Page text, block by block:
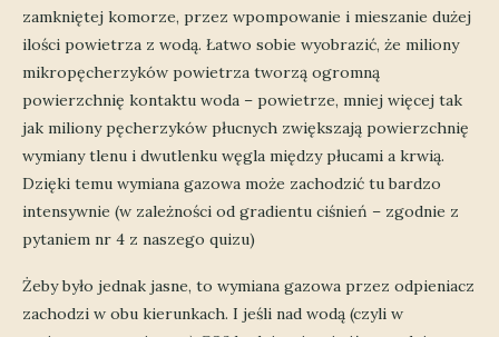
zamkniętej komorze, przez wpompowanie i mieszanie dużej
ilości powietrza z wodą. Łatwo sobie wyobrazić, że miliony
mikropęcherzyków powietrza tworzą ogromną
powierzchnię kontaktu woda – powietrze, mniej więcej tak
jak miliony pęcherzyków płucnych zwiększają powierzchnię
wymiany tlenu i dwutlenku węgla między płucami a krwią.
Dzięki temu wymiana gazowa może zachodzić tu bardzo
intensywnie (w zależności od gradientu ciśnień – zgodnie z
pytaniem nr 4 z naszego quizu)
Żeby było jednak jasne, to wymiana gazowa przez odpieniacz
zachodzi w obu kierunkach. I jeśli nad wodą (czyli w